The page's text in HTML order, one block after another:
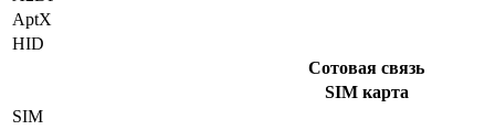
AptX
HID
Сотовая связь
SIM карта
SIM